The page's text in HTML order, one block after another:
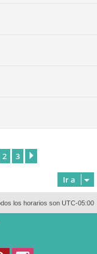
2 3
Ir a
los horarios son UTC-05:00